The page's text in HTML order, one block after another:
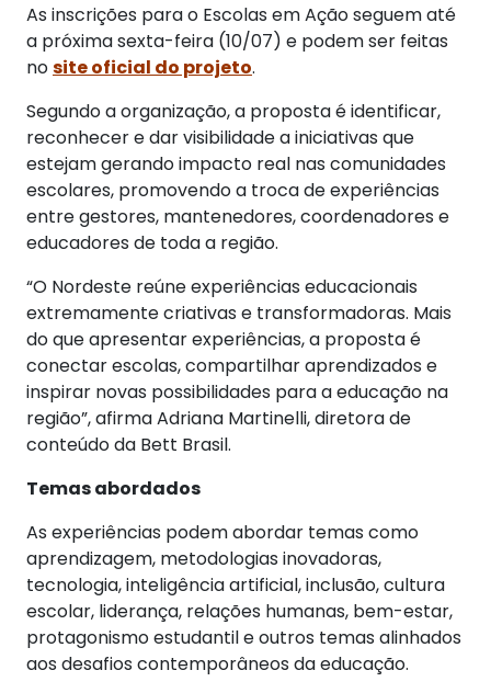
As inscrições para o Escolas em Ação seguem até
a próxima sexta-feira (10/07) e podem ser feitas
nosite oficial do projeto.
Segundo a organização, a proposta é identificar,
reconhecer e dar visibilidade a iniciativas que
estejam gerando impacto real nas comunidades
escolares, promovendo a troca de experiências
entre gestores, mantenedores, coordenadores e
educadores de toda a região.
“O Nordeste reúne experiências educacionais
extremamente criativas e transformadoras. Mais
do que apresentar experiências, a proposta é
conectar escolas, compartilhar aprendizados e
inspirar novas possibilidades para a educação na
região”, afirma Adriana Martinelli, diretora de
conteúdo da Bett Brasil.
Temas abordados
As experiências podem abordar temas como
aprendizagem, metodologias inovadoras,
tecnologia, inteligência artificial, inclusão, cultura
escolar, liderança, relações humanas, bem-estar,
protagonismo estudantil e outros temas alinhados
aos desafios contemporâneos da educação.